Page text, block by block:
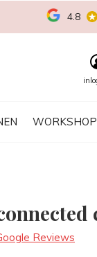
4.8
Reviews